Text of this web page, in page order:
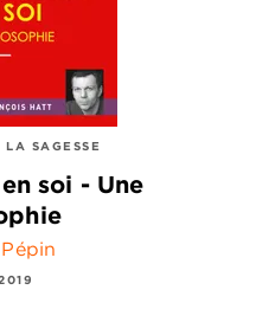
SAGESSE
soi - Une